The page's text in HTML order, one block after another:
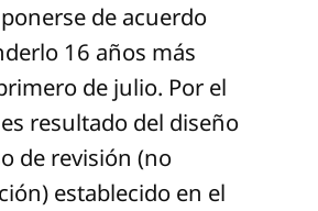
de acuerdo
16 años más
de julio. Por el
resultado del diseño
de revisión (no
establecido en el